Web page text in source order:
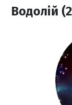
Водолій